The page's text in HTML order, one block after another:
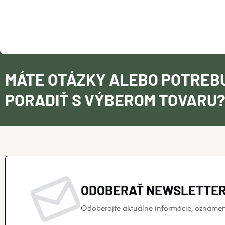
MÁTE OTÁZKY ALEBO
PORADIŤ S VÝBEROM TOVARU?
ODOBERAŤ
Odoberajte aktuálne informácie,